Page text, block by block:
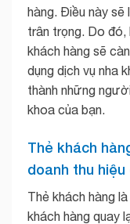
hàng. Điều này
trân trọng. Do
khách hàng sẽ
dụng dịch vụ nha
thành những
khoa của bạn.
Thẻ khách
doanh thu hiệu
Thẻ khách hàng
khách hàng quay